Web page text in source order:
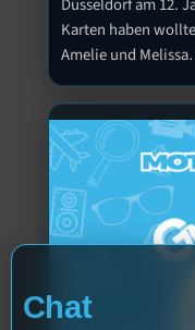
Karten haben
Amelie und
Chat